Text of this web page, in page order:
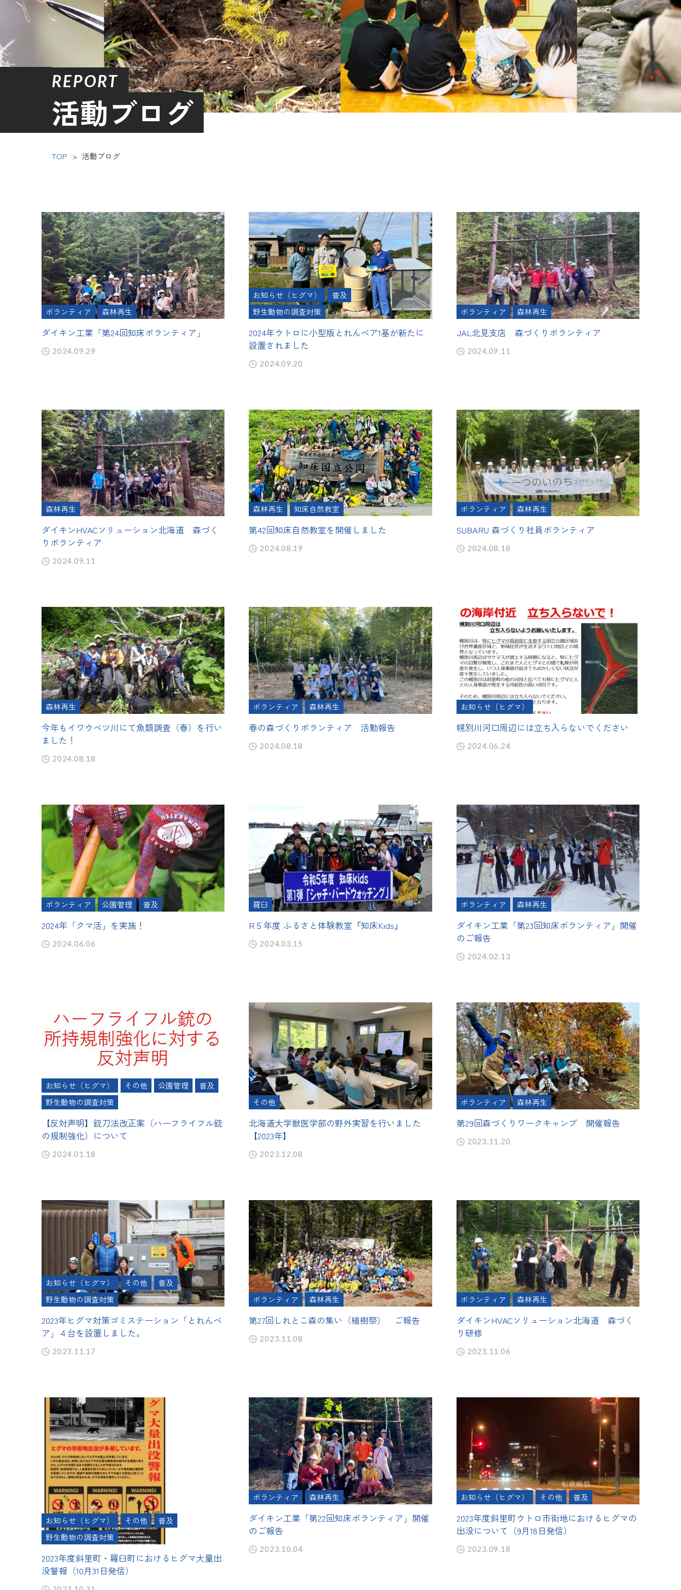
REPORT
活動ブログ
TOP > 活動ブログ
ボランティア 森林再生
ダイキン工業「第24回知床ボランティア」
2024.09.29
お知らせ（ヒグマ）
普及
野生動物の調査対策
2024年ウトロに小型版とれんベア1基が新たに
設置されました
2024.09.20
ボランティア 森林再生
JAL北見支店 森づくりボランティア
2024.09.11
森林再生
ダイキンHVACソリューション北海道 森づく
りボランティア
2024.09.11
森林再生 知床自然教室
第42回知床自然教室を開催しました
2024.08.19
ボランティア 森林再生
SUBARU 森づくり社員ボランティア
2024.08.18
森林再生
今年もイワウベツ川にて魚類調査（春）を行い
ました！
2024.08.18
ボランティア 森林再生
春の森づくりボランティア 活動報告
2024.08.18
お知らせ（ヒグマ）
幌別川河口周辺には立ち入らないでください
2024.06.24
ボランティア 公園管理 普及
2024年「クマ活」を実施！
2024.06.06
羅臼
R５年度 ふるさと体験教室『知床Kids』
2024.03.15
ボランティア 森林再生
ダイキン工業「第23回知床ボランティア」開催
のご報告
2024.02.13
お知らせ（ヒグマ） その他 公園管理
普及
野生動物の調査対策
【反対声明】銃刀法改正案（ハーフライフル銃
の規制強化）について
2024.01.18
その他
北海道大学獣医学部の野外実習を行いました
【2023年】
2023.12.08
ボランティア 森林再生
第29回森づくりワークキャンプ 開催報告
2023.11.20
お知らせ（ヒグマ） その他
普及
野生動物の調査対策
2023年ヒグマ対策ゴミステーション「とれんベ
ア」４台を設置しました。
2023.11.17
ボランティア 森林再生
第27回しれとこ森の集い（植樹祭） ご報告
2023.11.08
ボランティア 森林再生
ダイキンHVACソリューション北海道 森づく
り研修
2023.11.06
お知らせ（ヒグマ） その他
普及
野生動物の調査対策
2023年度斜里町・羅臼町におけるヒグマ大量出
没警報（10月31日発信）
ボランティア 森林再生
ダイキン工業「第22回知床ボランティア」開催
のご報告
2023.10.04
お知らせ（ヒグマ） その他 普及
2023年度斜里町ウトロ市街地におけるヒグマの
出没について（9月18日発信）
2023.09.18